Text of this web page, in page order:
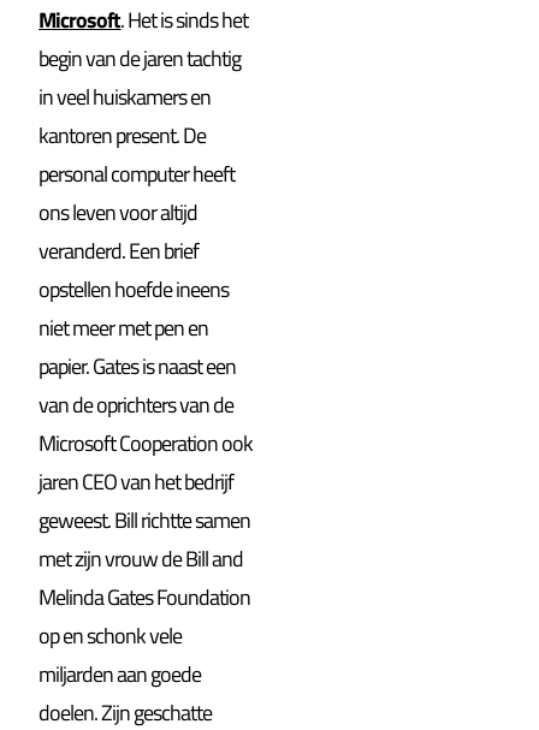
Microsoft. Het is sinds het
begin van de jaren tachtig
in veel huiskamers en
kantoren present. De
personal computer heeft
ons leven voor altijd
veranderd. Een brief
opstellen hoefde ineens
niet meer met pen en
papier. Gates is naast een
van de oprichters van de
Microsoft Cooperation ook
jaren CEO van het bedrijf
geweest. Bill richtte samen
met zijn vrouw de Bill and
Melinda Gates Foundation
op en schonk vele
miljarden aan goede
doelen. Zijn geschatte